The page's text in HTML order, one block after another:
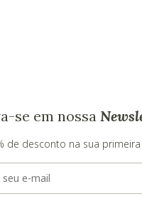
se em nossa
de desconto na sua